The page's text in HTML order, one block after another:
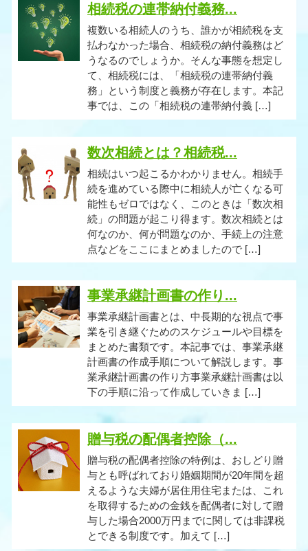
相続税の連帯納付義務...
複数いる相続人のうち、誰かが相続税を支
払わなかった場合、相続税の納付義務はど
うなるのでしょうか。そんな事態を想定し
て、相続税には、「相続税の連帯納付義
務」という制度と義務が存在します。本記
事では、この「相続税の連帯納付義 […]
数次相続とは？相続税...
相続はいつ起こるかわかりません。相続手
続を進めている際中に相続人が亡くなる可
能性もゼロではなく、このときは「数次相
続」の問題が起こり得ます。数次相続とは
何なのか、何が問題なのか、手続上の注意
点などをここにまとめましたので […]
事業承継計画書の作り...
事業承継計画書とは、中長期的な視点で事
業を引き継ぐためのスケジュールや目標を
まとめた書類です。本記事では、事業承継
計画書の作成手順について解説します。事
業承継計画書の作り方事業承継計画書は以
下の手順に沿って作成していきま […]
贈与税の配偶者控除（...
贈与税の配偶者控除の特例は、おしどり贈
与とも呼ばれており婚姻期間が20年間を超
えるような夫婦が居住用住宅または、これ
を取得するための金銭を配偶者に対して贈
与した場合2000万円までに関しては非課税
とできる制度です。加えて […]